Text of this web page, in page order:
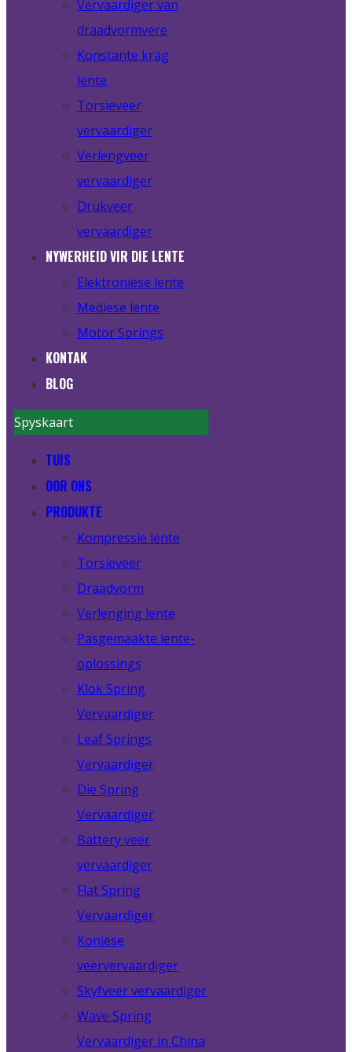
Vervaardiger van
draadvormvere
Konstante krag
lente
Torsieveer
vervaardiger
Verlengveer
vervaardiger
Drukveer
vervaardiger
NYWERHEID VIR DIE LENTE
Elektroniese lente
Mediese lente
Motor Springs
KONTAK
BLOG
Spyskaart
TUIS
OOR ONS
PRODUKTE
Kompressie lente
Torsieveer
Draadvorm
Verlenging lente
Pasgemaakte lente-
oplossings
Klok Spring
Vervaardiger
Leaf Springs
Vervaardiger
Die Spring
Vervaardiger
Battery veer
vervaardiger
Flat Spring
Vervaardiger
Koniese
veervervaardiger
Skyfveer vervaardiger
Wave Spring
Vervaardiger in China